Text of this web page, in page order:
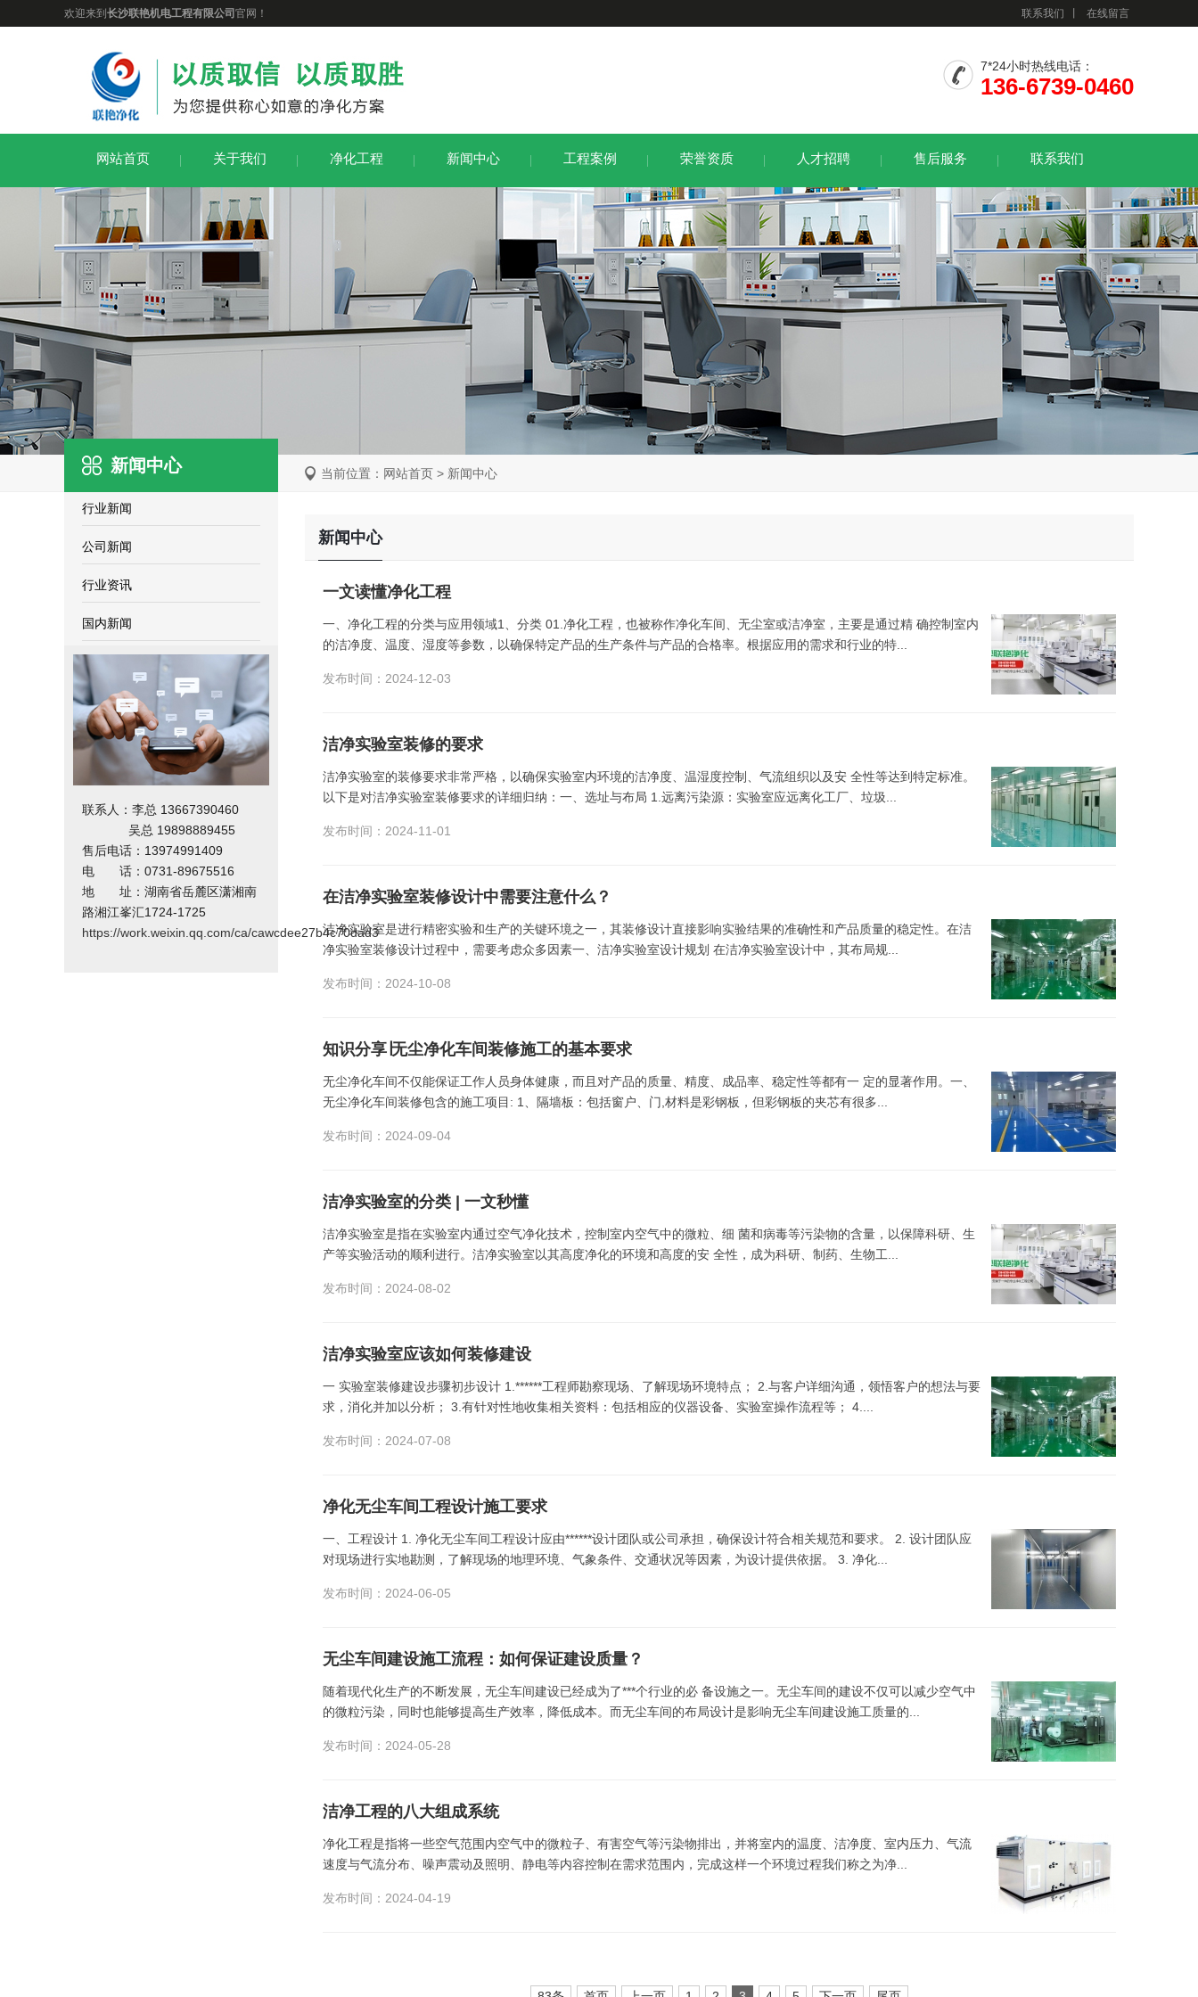
欢迎来到 长沙联艳机电工程有限公司 官网！ 联系我们 在线留言
7*24小时热线电话：
136-6739-0460
网站首页 关于我们 净化工程 新闻中心 工程案例 荣誉资质 人才招聘 售后服务 联系我们
当前位置： 网站首页 > 新闻中心
新闻中心
行业新闻
公司新闻
行业资讯
国内新闻
联系人：李总 13667390460
吴总 19898889455
售后电话：13974991409
电 话：0731-89675516
地 址：湖南省岳麓区潇湘南
路湘江峯汇1724-1725
https://work.weixin.qq.com/ca/cawcdee27b4c70dad3
新闻中心
一文读懂净化工程
一、净化工程的分类与应用领域1、分类 01.净化工程，也被称作净化车间、无尘室或洁净室，主要是通过精 确控制室内
的洁净度、温度、湿度等参数，以确保特定产品的生产条件与产品的合格率。根据应用的需求和行业的特...
发布时间：2024-12-03
洁净实验室装修的要求
洁净实验室的装修要求非常严格，以确保实验室内环境的洁净度、温湿度控制、气流组织以及安 全性等达到特定标准。
以下是对洁净实验室装修要求的详细归纳：一、选址与布局 1.远离污染源：实验室应远离化工厂、垃圾...
发布时间：2024-11-01
在洁净实验室装修设计中需要注意什么？
洁净实验室是进行精密实验和生产的关键环境之一，其装修设计直接影响实验结果的准确性和产品质量的稳定性。在洁
净实验室装修设计过程中，需要考虑众多因素一、洁净实验室设计规划 在洁净实验室设计中，其布局规...
发布时间：2024-10-08
知识分享∣无尘净化车间装修施工的基本要求
无尘净化车间不仅能保证工作人员身体健康，而且对产品的质量、精度、成品率、稳定性等都有一 定的显著作用。一、
无尘净化车间装修包含的施工项目: 1、隔墙板：包括窗户、门,材料是彩钢板，但彩钢板的夹芯有很多...
发布时间：2024-09-04
洁净实验室的分类 | 一文秒懂
洁净实验室是指在实验室内通过空气净化技术，控制室内空气中的微粒、细 菌和病毒等污染物的含量，以保障科研、生
产等实验活动的顺利进行。洁净实验室以其高度净化的环境和高度的安 全性，成为科研、制药、生物工...
发布时间：2024-08-02
洁净实验室应该如何装修建设
一 实验室装修建设步骤初步设计 1.******工程师勘察现场、了解现场环境特点； 2.与客户详细沟通，领悟客户的想法与要
求，消化并加以分析； 3.有针对性地收集相关资料：包括相应的仪器设备、实验室操作流程等； 4....
发布时间：2024-07-08
净化无尘车间工程设计施工要求
一、工程设计 1. 净化无尘车间工程设计应由******设计团队或公司承担，确保设计符合相关规范和要求。 2. 设计团队应
对现场进行实地勘测，了解现场的地理环境、气象条件、交通状况等因素，为设计提供依据。 3. 净化...
发布时间：2024-06-05
无尘车间建设施工流程：如何保证建设质量？
随着现代化生产的不断发展，无尘车间建设已经成为了***个行业的必 备设施之一。无尘车间的建设不仅可以减少空气中
的微粒污染，同时也能够提高生产效率，降低成本。而无尘车间的布局设计是影响无尘车间建设施工质量的...
发布时间：2024-05-28
洁净工程的八大组成系统
净化工程是指将一些空气范围内空气中的微粒子、有害空气等污染物排出，并将室内的温度、洁净度、室内压力、气流
速度与气流分布、噪声震动及照明、静电等内容控制在需求范围内，完成这样一个环境过程我们称之为净...
发布时间：2024-04-19